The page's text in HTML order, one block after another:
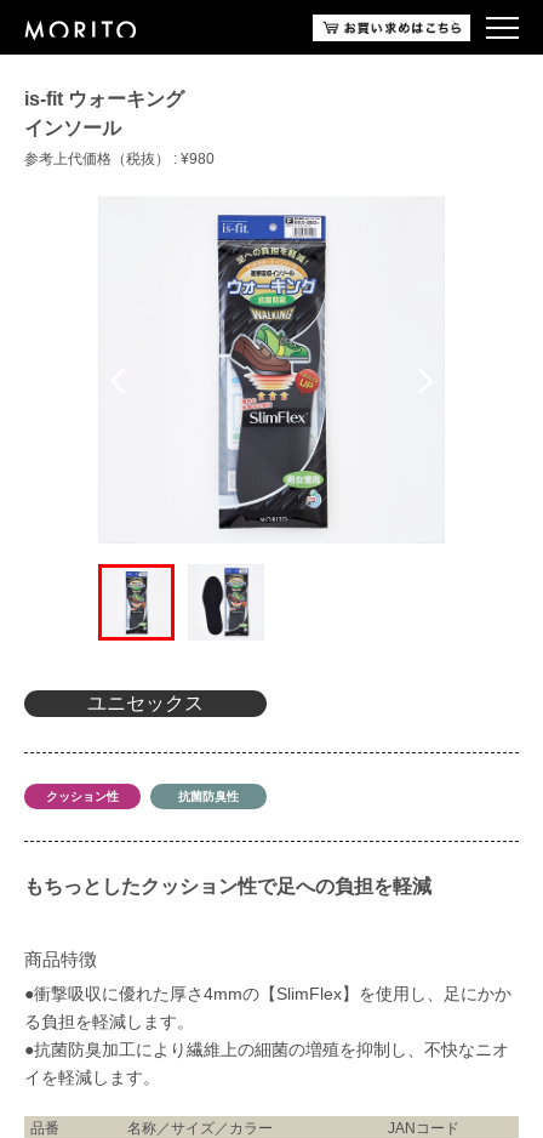
is-fit ウォーキング
インソール
参考上代価格（税抜） : ¥980
ユニセックス
クッション性 抗菌防臭性
もちっとしたクッション性で足への負担を軽減
商品特徴
●衝撃吸収に優れた厚さ4mmの【SlimFlex】を使用し、足にかか
る負担を軽減します。
●抗菌防臭加工により繊維上の細菌の増殖を抑制し、不快なニオ
イを軽減します。
品番 名称／サイズ／カラー
JANコード